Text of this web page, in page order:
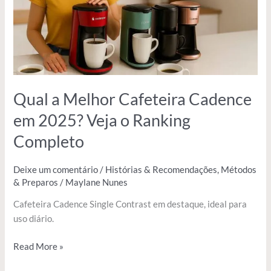
Qual a Melhor Cafeteira Cadence
em 2025? Veja o Ranking
Completo
Deixe um comentário / Histórias & Recomendações, Métodos
& Preparos / Maylane Nunes
Cafeteira Cadence Single Contrast em destaque, ideal para
uso diário.
2025?
Veja
Ranking
Completo
Read More »